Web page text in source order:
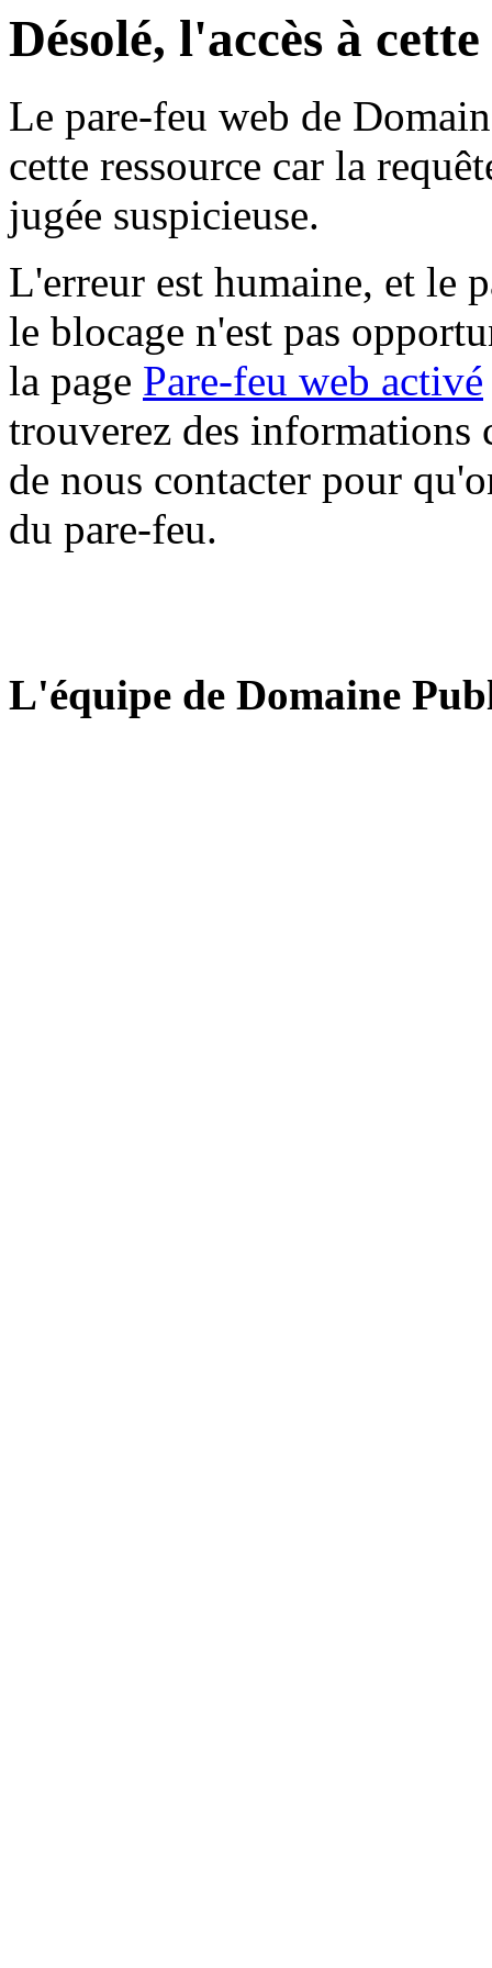
Désolé, l'accès à
Le pare-feu web de
cette ressource car la
jugée suspicieuse.
L'erreur est humaine, et le
le blocage n'est pas
la page Pare-feu web activé
trouverez des informations
de nous contacter pour
du pare-feu.
L'équipe de Domaine